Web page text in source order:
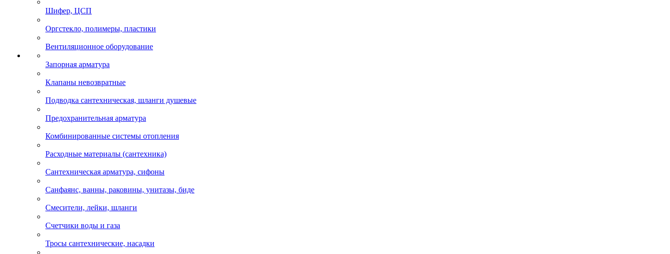
Шифер, ЦСП
Оргстекло, полимеры, пластики
Вентиляционное оборудование
Запорная арматура
Клапаны невозвратные
Подводка сантехническая, шланги душевые
Предохранительная арматура
Комбинированные системы отопления
Расходные материалы (сантехника)
Сантехническая арматура, сифоны
Санфаянс, ванны, раковины, унитазы, биде
Смесители, лейки, шланги
Счетчики воды и газа
Тросы сантехнические, насадки